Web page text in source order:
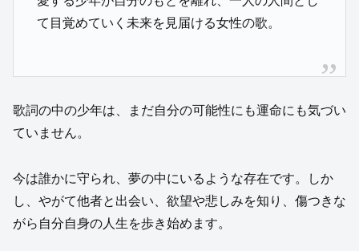
て目覚めていく未来を見届ける女性の歌。
歌詞の中の少年は、まだ自分の可能性にも運命にも気づい
ていません。
今は誰かに守られ、夢の中にいるような存在です。しか
し、やがて他者と出会い、欲望や悲しみを知り、傷つきな
がら自分自身の人生を歩き始めます。